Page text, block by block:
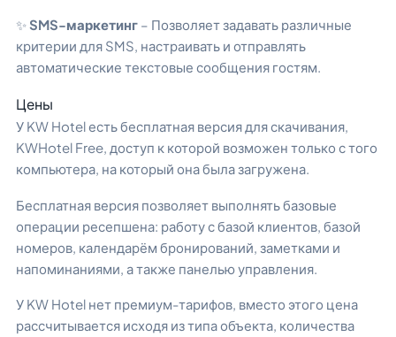
✨SMS-маркетинг – Позволяет задавать различные
критерии для SMS, настраивать и отправлять
автоматические текстовые сообщения гостям.
Цены
У KW Hotel есть бесплатная версия для скачивания,
KWHotel Free, доступ к которой возможен только с того
компьютера, на который она была загружена.
Бесплатная версия позволяет выполнять базовые
операции ресепшена: работу с базой клиентов, базой
номеров, календарём бронирований, заметками и
напоминаниями, а также панелью управления.
У KW Hotel нет премиум-тарифов, вместо этого цена
рассчитывается исходя из типа объекта, количества